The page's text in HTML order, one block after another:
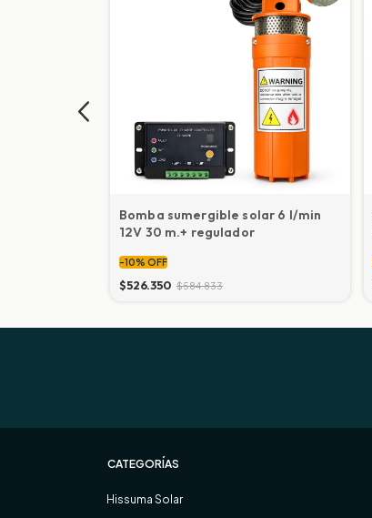
Bomba sumergible solar 6 l/min
12V 30 m.+ regulador
-10% OFF
$526.350 $584.833
CATEGORÍAS
Hissuma Solar